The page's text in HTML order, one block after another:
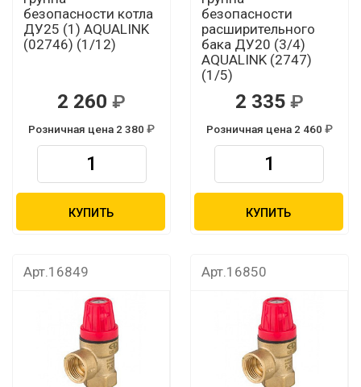
безопасности котла
ДУ25 (1) AQUALINK
(02746) (1/12)
2 260
Розничная цена 2 380
КУПИТЬ
безопасности
расширительного
бака ДУ20 (3/4)
AQUALINK (2747)
(1/5)
2 335
Розничная цена 2 460
КУПИТЬ
Арт.16849 Арт.16850